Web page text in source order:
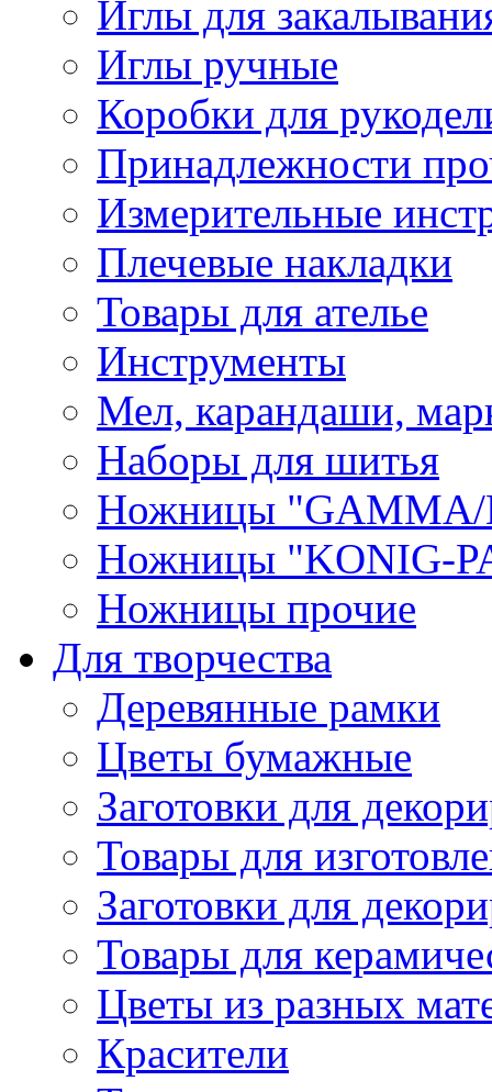
Иглы для
Иглы ручные
Коробки для
Принадлежности
Измерительные
Плечевые накладки
Товары для ателье
Инструменты
Мел, карандаши,
Наборы для шитья
Ножницы "GAMMA/
Ножницы "KONIG-
Ножницы прочие
Для творчества
Деревянные рамки
Цветы бумажные
Заготовки для
Товары для
Заготовки для
Товары для
Цветы из разных
Красители